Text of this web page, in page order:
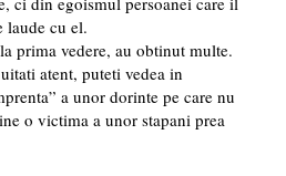
laude cu el.
prima vedere, au obtinut multe.
atent, puteti vedea in
a unor dorinte pe care nu
o victima a unor stapani prea